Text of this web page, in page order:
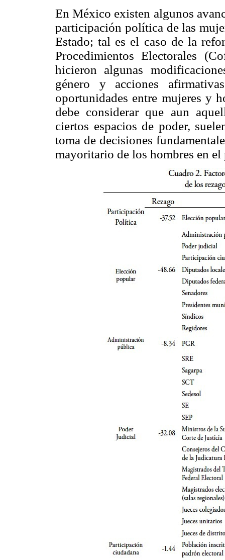
En México existen algunos
participación política de las
Estado; tal es el caso de la
Procedimientos Electorales
hicieron algunas
género y acciones
oportunidades entre mujeres y
debe considerar que aun
ciertos espacios de poder,
toma de decisiones
mayoritario de los hombres en el